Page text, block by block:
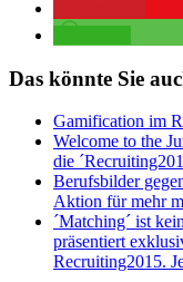
Das könnte Sie
Gamification im
Welcome to the
die
Berufsbilder
Aktion für mehr
´Matching´ ist
präsentiert
Recruiting2015.